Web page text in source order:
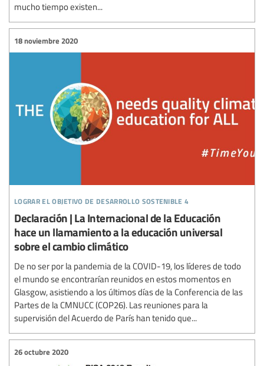
mucho tiempo existen...
lograr el objetivo de desarrollo sostenible 4
18 noviembre 2020
Declaración | La Internacional de la Educación
hace un llamamiento a la educación universal
sobre el cambio climático
De no ser por la pandemia de la COVID-19, los líderes de todo
el mundo se encontrarían reunidos en estos momentos en
Glasgow, asistiendo a los últimos días de la Conferencia de las
Partes de la CMNUCC (COP26). Las reuniones para la
supervisión del Acuerdo de París han tenido que...
26 octubre 2020